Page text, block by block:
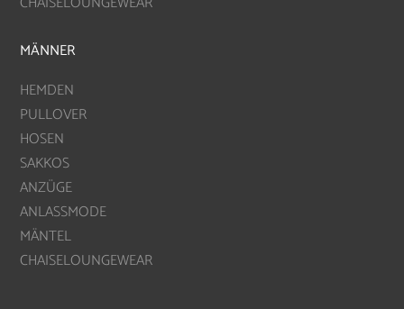
MÄNNER
HEMDEN
PULLOVER
HOSEN
SAKKOS
ANZÜGE
ANLASSMODE
MÄNTEL
CHAISELOUNGEWEAR